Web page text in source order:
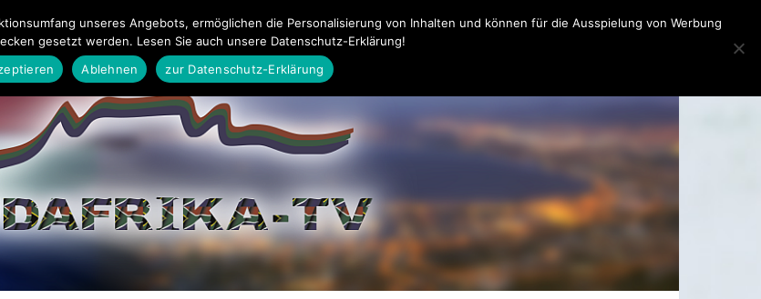
unseres Angebots, ermöglichen die Personalisierung von Inhalten und können für die Ausspielung von Werbung
gesetzt werden. Lesen Sie auch unsere Datenschutz-Erklärung!
Ablehnen zur Datenschutz-Erklärung